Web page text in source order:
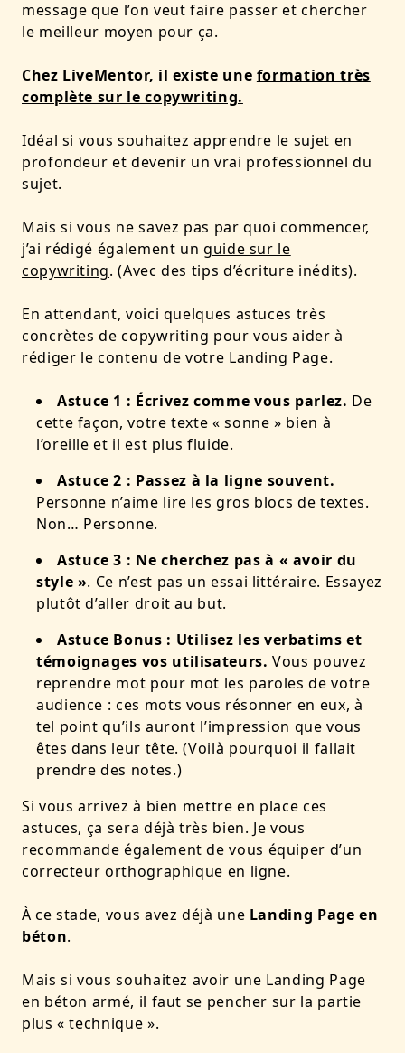
message que l’on veut faire passer et chercher
le meilleur moyen pour ça.
Chez LiveMentor, il existe une formation très
complète sur le copywriting.
Idéal si vous souhaitez apprendre le sujet en
profondeur et devenir un vrai professionnel du
sujet.
Mais si vous ne savez pas par quoi commencer,
j’ai rédigé également un guide sur le
copywriting. (Avec des tips d’écriture inédits).
En attendant, voici quelques astuces très
concrètes de copywriting pour vous aider à
rédiger le contenu de votre Landing Page.
Astuce 1 : Écrivez comme vous parlez. De
cette façon, votre texte « sonne » bien à
l’oreille et il est plus fluide.
Astuce 2 : Passez à la ligne souvent.
Personne n’aime lire les gros blocs de textes.
Non… Personne.
Astuce 3 : Ne cherchez pas à « avoir du
style ». Ce n’est pas un essai littéraire. Essayez
plutôt d’aller droit au but.
Astuce Bonus : Utilisez les verbatims et
témoignages vos utilisateurs. Vous pouvez
reprendre mot pour mot les paroles de votre
audience : ces mots vous résonner en eux, à
tel point qu’ils auront l’impression que vous
êtes dans leur tête. (Voilà pourquoi il fallait
prendre des notes.)
Si vous arrivez à bien mettre en place ces
astuces, ça sera déjà très bien. Je vous
recommande également de vous équiper d’un
correcteur orthographique en ligne.
À ce stade, vous avez déjà une Landing Page en
béton.
Mais si vous souhaitez avoir une Landing Page
en béton armé, il faut se pencher sur la partie
plus « technique ».